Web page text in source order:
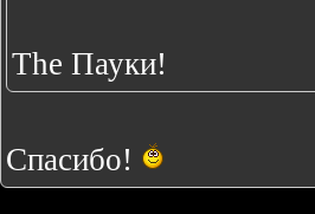
The Пауки!
Спасибо!